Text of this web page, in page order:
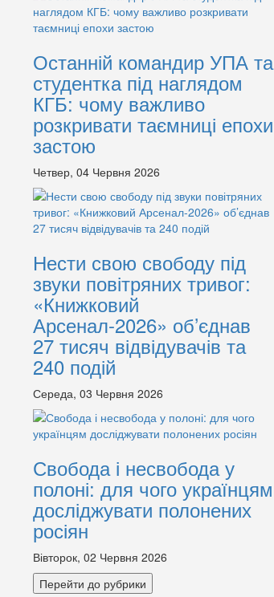
Останній командир УПА та
студентка під наглядом
КГБ: чому важливо
розкривати таємниці епохи
застою
Четвер, 04 Червня 2026
Нести свою свободу під
звуки повітряних тривог:
«Книжковий
Арсенал-2026» об’єднав
27 тисяч відвідувачів та
240 подій
Середа, 03 Червня 2026
Свобода і несвобода у
полоні: для чого українцям
досліджувати полонених
росіян
Вівторок, 02 Червня 2026
Перейти до рубрики